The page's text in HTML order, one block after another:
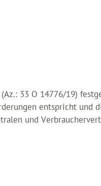
33 O 14776/19)
entspricht und
und